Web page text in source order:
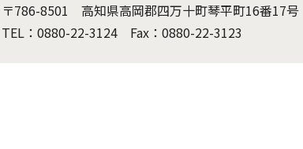
〒786-8501 高知県高岡郡四万十町琴平町16番17号
TEL：0880-22-3124 Fax：0880-22-3123